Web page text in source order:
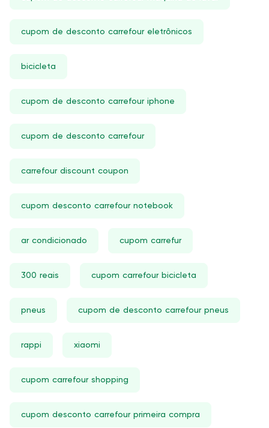
cupom de desconto carrefour eletrônicos
bicicleta
cupom de desconto carrefour iphone
cupom de desconto carrefour
carrefour discount coupon
cupom desconto carrefour notebook
ar condicionado cupom carrefur
300 reais cupom carrefour bicicleta
pneus cupom de desconto carrefour pneus
rappi xiaomi
cupom carrefour shopping
cupom desconto carrefour primeira compra